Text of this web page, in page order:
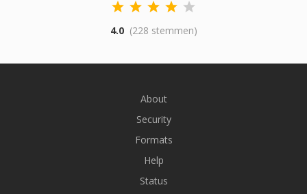
4.0 (228 stemmen)
About
Security
Formats
Help
Status